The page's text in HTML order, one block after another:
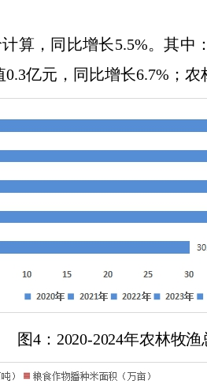
算，同比增长5.5%。其中
亿元，同比增长6.7%；
图4：2020-2024年农林牧渔